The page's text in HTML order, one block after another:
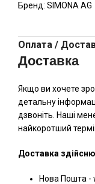
Бренд: SIMONA AG
Оплата /
Доставка
Якщо ви хочете
детальну
дзвоніть. Наші
найкоротший
Доставка
Нова Пошта -